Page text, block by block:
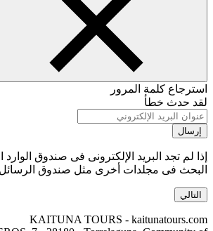
استرجاع كلمة المرور
لقد حدث خطأ
إرسال
إذا لم تجد البريد الإلكترونى فى صندوق
البحث فى مجلدات أخرى مثل صندوق الرسائل
التالي
KAITUNA TOURS - kaitunatours.com